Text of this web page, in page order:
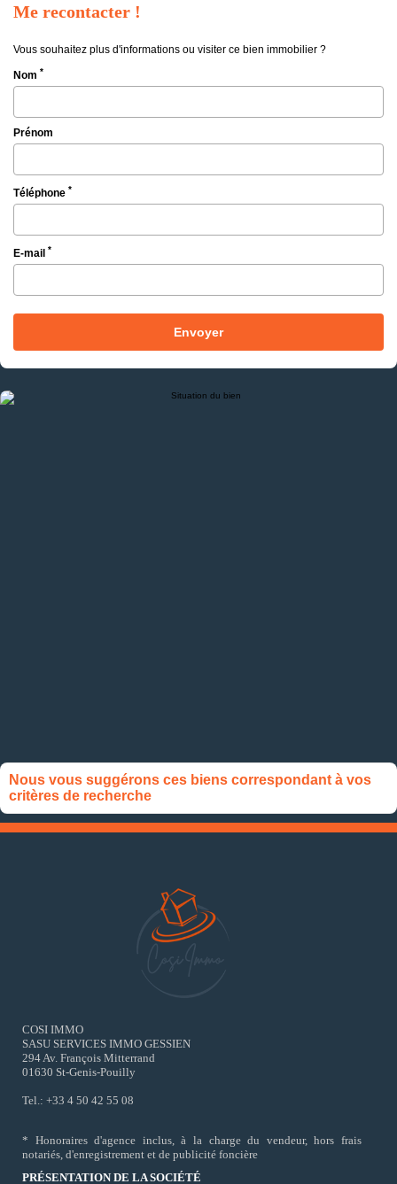
Me recontacter !
Vous souhaitez plus d'informations ou visiter ce bien immobilier ?
Nom *
Prénom
Téléphone *
E-mail *
Envoyer
Nous vous suggérons ces biens correspondant à vos
critères de recherche
COSI IMMO
SASU SERVICES IMMO GESSIEN
294 Av. François Mitterrand
01630 St-Genis-Pouilly
Tel.: +33 4 50 42 55 08
* Honoraires d'agence inclus, à la charge du vendeur, hors frais
notariés, d'enregistrement et de publicité foncière
PRÉSENTATION DE LA SOCIÉTÉ